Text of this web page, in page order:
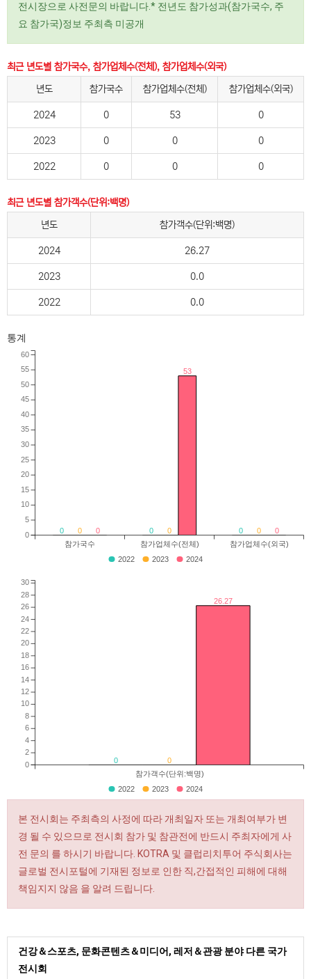
전시장으로 사전문의 바랍니다.* 전년도 참가성과(참가국수, 주
요 참가국)정보 주최측 미공개
최근 년도별 참가국수, 참가업체수(전체), 참가업체수(외국)
년도
참가국수 참가업체수(전체) 참가업체수(외국)
2024 0 53 0
2023 0 0 0
2022 0 0 0
최근 년도별 참가객수(단위:백명)
년도
참가객수(단위:백명)
2024 26.27
2023 0.0
2022 0.0
통계
0 0 0
0 0 0
0
53
0
참가국수 참가업체수(전체) 참가업체수(외국)
0
5
10
15
20
25
30
35
40
45
50
55
60
2022 2023 2024
0 0
26.27
참가객수(단위:백명)
0
2
4
6
8
10
12
14
16
18
20
22
24
26
28
30
2022 2023 2024
본 전시회는 주최측의 사정에 따라 개최일자 또는 개최여부가 변
경 될 수 있으므로 전시회 참가 및 참관전에 반드시 주최자에게 사
전 문의 를 하시기 바랍니다. KOTRA 및 클럽리치투어 주식회사는
글로벌 전시포털에 기재된 정보로 인한 직,간접적인 피해에 대해
책임지지 않음 을 알려 드립니다.
건강＆스포츠, 문화콘텐츠＆미디어, 레저＆관광 분야 다른 국가
전시회